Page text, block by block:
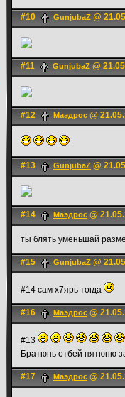
#10 GunjubaZ @
#11 GunjubaZ @
#12 Маэдрос @
#13 GunjubaZ @
#14 Маэдрос @
ты блять уменьшай
#15 GunjubaZ @
#14 сам х7ярь тогда
#16 Маэдрос @
#13
Братюнь отбей пятюню
#17 Маэдрос @